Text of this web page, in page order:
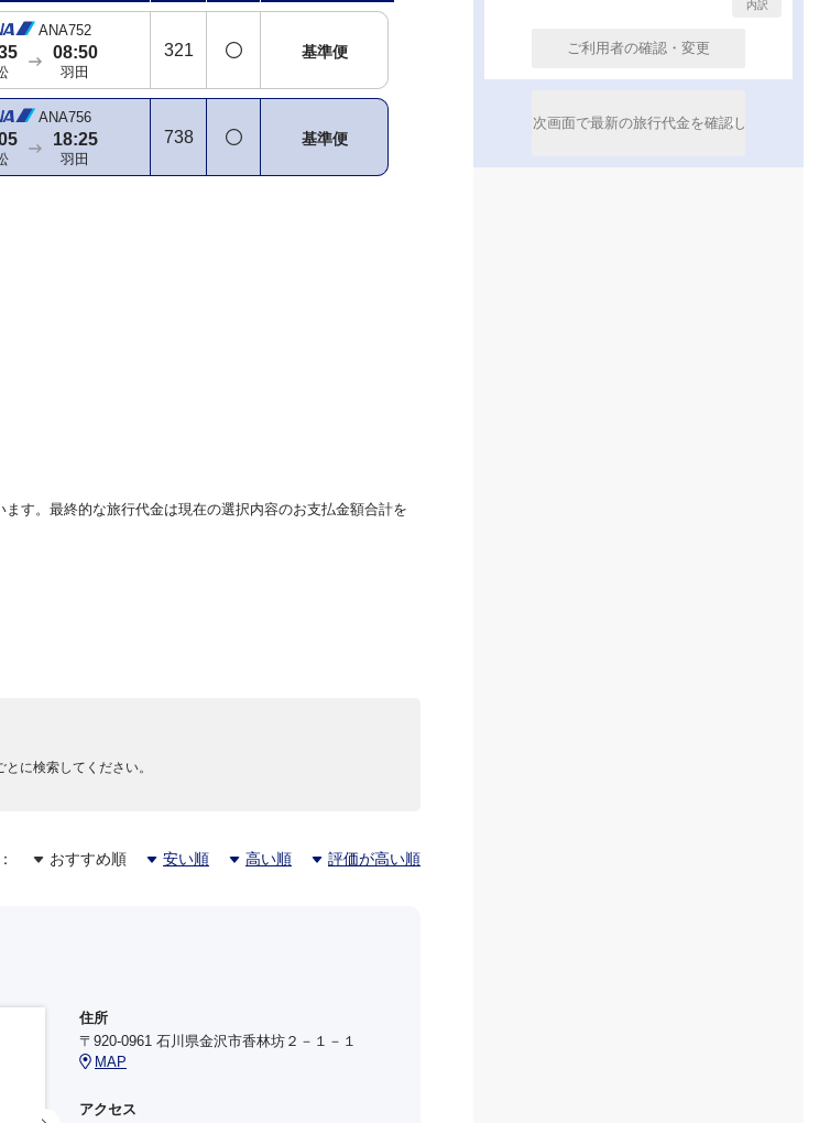
ANA752
08:50
羽田
321 基準便
ANA756
18:25
羽田
738 基準便
す。最終的な旅行代金は現在の選択内容のお支払金額合計を
に検索してください。
おすすめ順 安い順 高い順 評価が高い順
住所
〒920-0961 石川県金沢市香林坊２－１－１
MAP
アクセス